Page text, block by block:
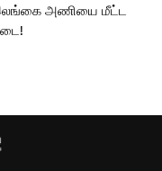
இலங்கை அணியை மீட்ட